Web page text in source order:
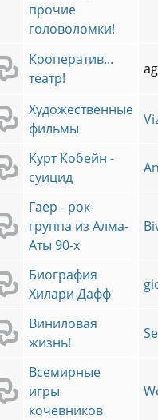
прочие
головоломки!
Кооператив...
театр!
Художественные
фильмы
Курт Кобейн -
суицид
Гаер - рок-
группа из Алма-
Аты 90-х
Биография
Хилари Дафф
Виниловая
жизнь!
Всемирные
игры
кочевников